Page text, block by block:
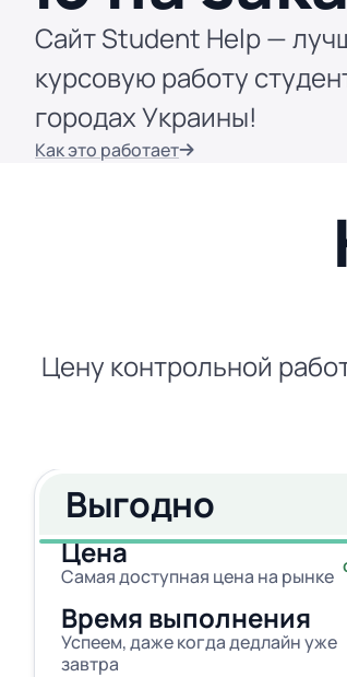
Сайт Student Help —
курсовую работу
городах Украины!
Как это работает
Цену контрольной
Выгодно
Цена
Самая доступная цена на рынке
Время выполнения
Успеем, даже когда дедлайн уже
завтра